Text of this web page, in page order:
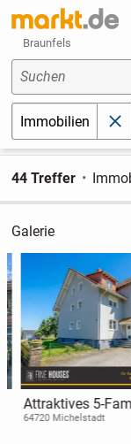
Braunfels
Suchen
Immobilien
44 Treffer
Galerie
Attraktives 5-
in Michelstadt-
64720 Michelstadt